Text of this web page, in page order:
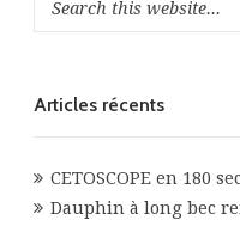
Articles récents
CETOSCOPE en 180
Dauphin à long bec